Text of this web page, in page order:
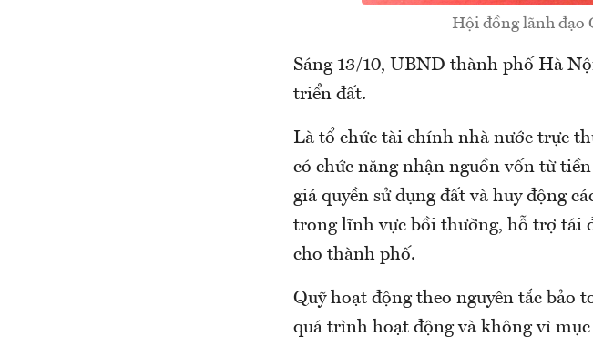
Hội đồng lãnh đạo
Sáng 13/10, UBND thành phố Hà
triển đất.
Là tổ chức tài chính nhà nước trực
có chức năng nhận nguồn vốn từ
giá quyền sử dụng đất và huy động
trong lĩnh vực bồi thường, hỗ trợ tái
cho thành phố.
Quỹ hoạt động theo nguyên tắc bảo
quá trình hoạt động và không vì